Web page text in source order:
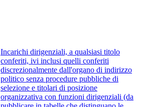
Incarichi dirigenziali, a qualsiasi titolo
conferiti, ivi inclusi quelli conferiti
discrezionalmente dall'organo di indirizzo
politico senza procedure pubbliche di
selezione e titolari di posizione
organizzativa con funzioni dirigenziali (da